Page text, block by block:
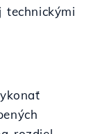
technickými